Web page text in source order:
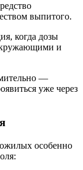
выпитого.
когда дозы
и
—
уже через
особенно